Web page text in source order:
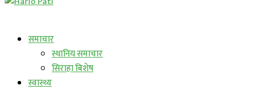
समाचार
स्थानिय समाचार
सिराहा बिशेष
स्वास्थ्य